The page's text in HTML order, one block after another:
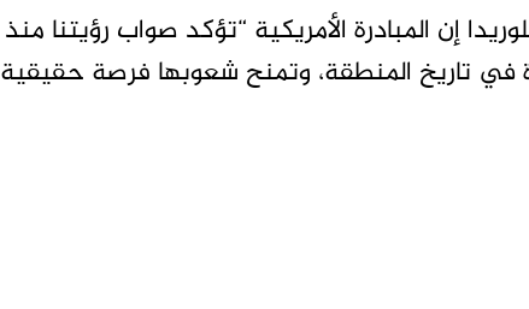
إن المبادرة الأمريكية “تؤكد صواب رؤيتنا منذ
تاريخ المنطقة، وتمنح شعوبها فرصة حقيقية